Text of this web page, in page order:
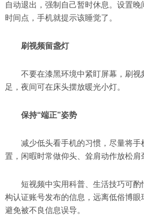
自动退出，强制自己暂时休息。设置
时间点，手机就提示该睡觉了。
刷视频留盏灯
不要在漆黑环境中紧盯屏幕，刷视
足，夜间可在床头摆放暖光小灯。
保持“端正”姿势
减少低头看手机的习惯，尽量将手
置，闲暇时常做仰头、耸肩动作放松肩
短视频中实用科普、生活技巧可酌
构认证账号发布的信息，远离低俗博眼
避免被不良信息误导。